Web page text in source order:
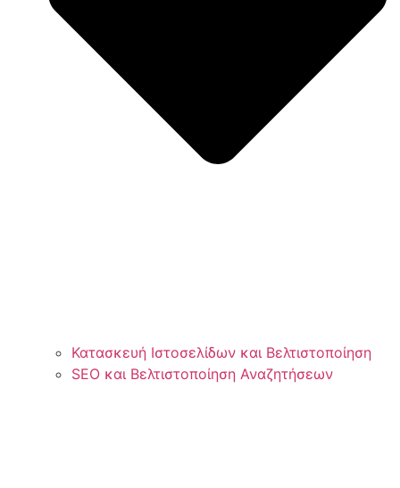
Κατασκευή Ιστοσελίδων και Βελτιστοποίηση
SEO και Βελτιστοποίηση Αναζητήσεων